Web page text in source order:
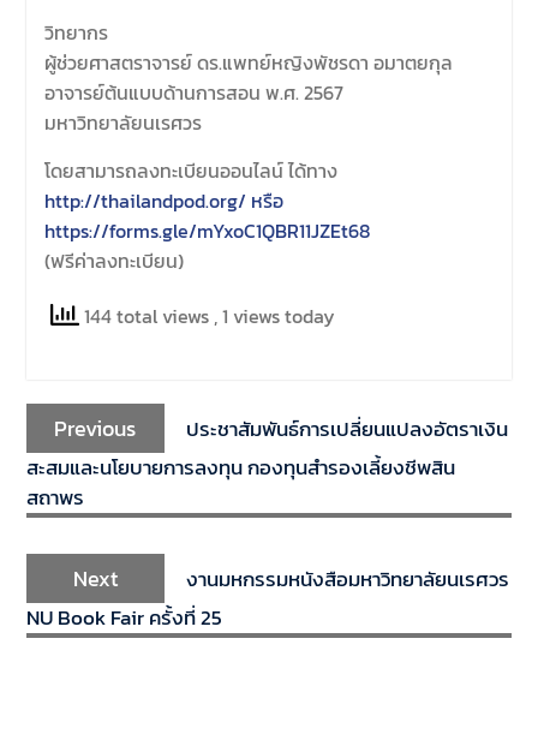
วิทยากร
ผู้ช่วยศาสตราจารย์ ดร.แพทย์หญิงพัชรดา อมาตยกุล
อาจารย์ต้นแบบด้านการสอน พ.ศ. 2567
มหาวิทยาลัยนเรศวร
โดยสามารถลงทะเบียนออนไลน์ ได้ทาง
http://thailandpod.org/ หรือ
https://forms.gle/mYxoC1QBR11JZEt68
(ฟรีค่าลงทะเบียน)
144 total views , 1 views today
Previous
ประชาสัมพันธ์การเปลี่ยนแปลงอัตราเงิน
สะสมและนโยบายการลงทุน กองทุนสำรองเลี้ยงชีพสิน
สถาพร
Next
งานมหกรรมหนังสือมหาวิทยาลัยนเรศวร
NU Book Fair ครั้งที่ 25